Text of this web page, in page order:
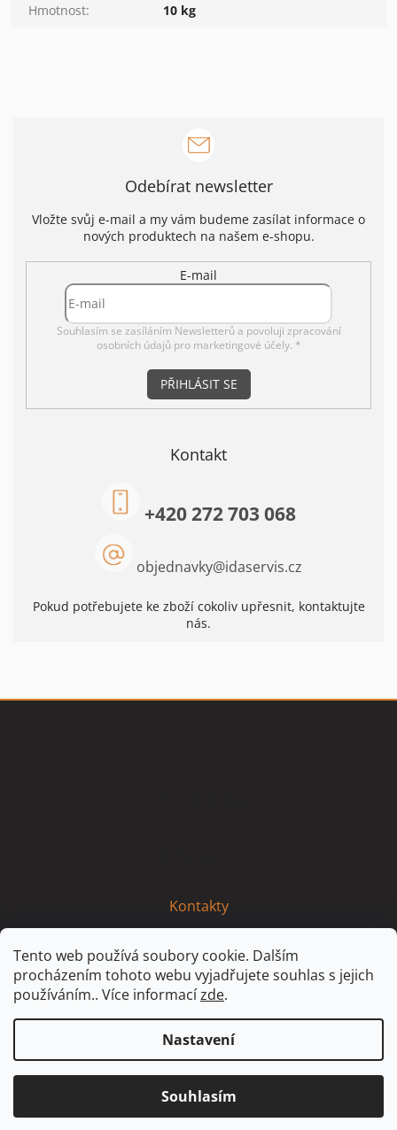
Tento web používá soubory cookie. Dalším
procházením tohoto webu vyjadřujete souhlas s jejich
používáním.. Více informacízde.
Nastavení
Souhlasím
Hmotnost: 10 kg
Odebírat newsletter
Vložte svůj e-mail a my vám budeme zasílat informace o
nových produktech na našem e-shopu.
E-mail
Souhlasím se zasíláním Newsletterů a povoluji zpracování
osobních údajů pro marketingové účely. *
PŘIHLÁSIT SE
Kontakt
objednavky@idaservis.cz
+420 272 703 068
Pokud potřebujete ke zboží cokoliv upřesnit, kontaktujte
nás.
Kontakty
Vytvořil Shoptet Partner: MirandaMedia Group, s.r.o.
© 2021 Idaservis - Všechna práva vyhrazena